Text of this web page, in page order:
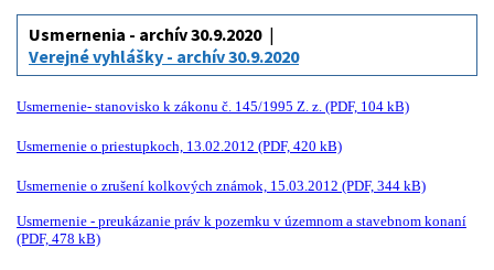
Usmernenia - archív 30.9.2020
Verejné vyhlášky - archív 30.9.2020
Usmernenie- stanovisko k zákonu č. 145/1995 Z. z. (PDF, 104 kB)
Usmernenie o priestupkoch, 13.02.2012 (PDF, 420 kB)
Usmernenie o zrušení kolkových známok, 15.03.2012 (PDF, 344 kB)
Usmernenie - preukázanie práv k pozemku v územnom a stavebnom konaní
(PDF, 478 kB)